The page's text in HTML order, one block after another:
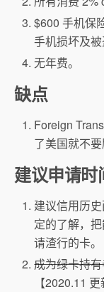
$600 手机保
手机损坏及
无年费。
缺点
Foreign
了美国就不要
建议申请时
建议信用历
定的了解，
请渣行的卡。
成为绿卡持
【2020.11